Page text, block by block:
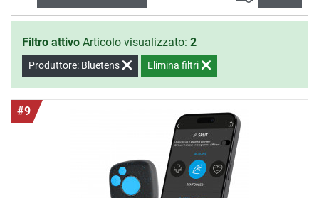
utilizzato ovunque e in ogni momento.
Filtro attivo Articolo visualizzato: 2
Produttore: Bluetens Elimina filtri
#9